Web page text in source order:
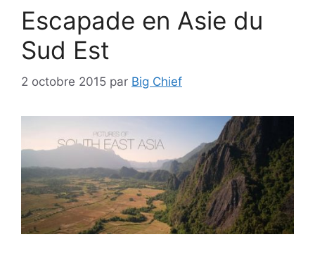
Escapade en Asie du
Sud Est
2 octobre 2015 par Big Chief